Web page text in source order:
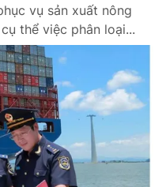
vụ sản xuất nông
thể việc phân loại...